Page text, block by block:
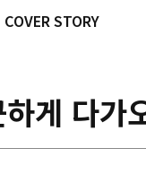
COVER STORY
게 다가